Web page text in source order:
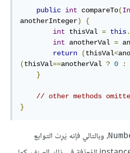
public int compareTo(
anotherInteger)
{
int thisVal = this.
int anotherVal =
return
(thisVal<
(thisVal==anotherVal ? 0 :
}
// other methods
}
، وبالتالي فإنه يَرِث التوابع